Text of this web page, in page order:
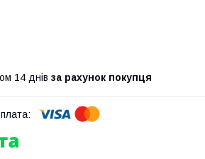
14 днів за рахунок покупця